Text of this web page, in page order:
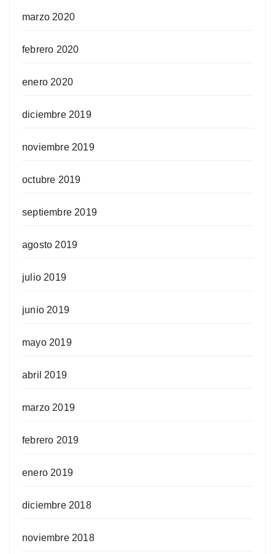
marzo 2020
febrero 2020
enero 2020
diciembre 2019
noviembre 2019
octubre 2019
septiembre 2019
agosto 2019
julio 2019
junio 2019
mayo 2019
abril 2019
marzo 2019
febrero 2019
enero 2019
diciembre 2018
noviembre 2018